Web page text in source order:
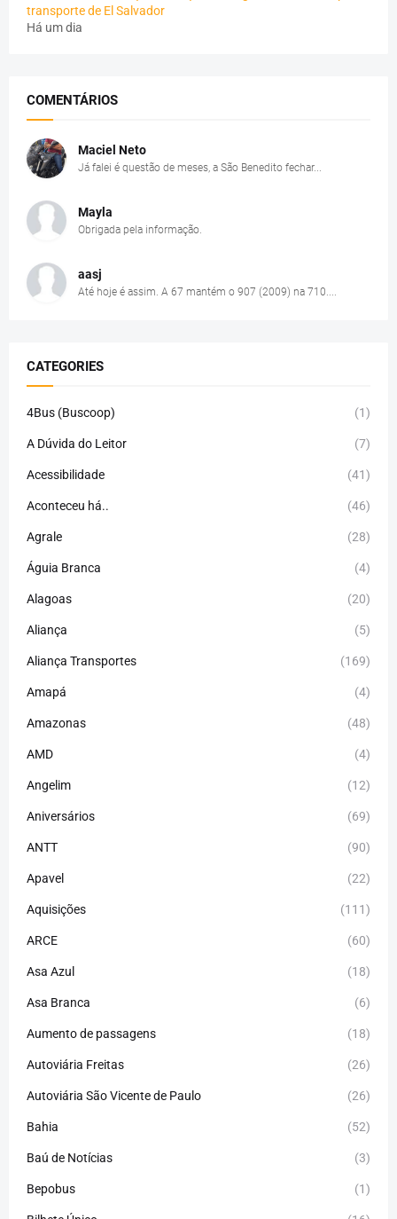
transporte de El Salvador
Há um dia
COMENTÁRIOS
Maciel Neto
Já falei é questão de meses, a São Benedito fechar...
Mayla
Obrigada pela informação.
aasj
Até hoje é assim. A 67 mantém o 907 (2009) na 710....
CATEGORIES
4Bus (Buscoop) (1)
A Dúvida do Leitor (7)
Acessibilidade (41)
Aconteceu há.. (46)
Agrale (28)
Águia Branca (4)
Alagoas (20)
Aliança (5)
Aliança Transportes (169)
Amapá (4)
Amazonas (48)
AMD (4)
Angelim (12)
Aniversários (69)
ANTT (90)
Apavel (22)
Aquisições (111)
ARCE (60)
Asa Azul (18)
Asa Branca (6)
Aumento de passagens (18)
Autoviária Freitas (26)
Autoviária São Vicente de Paulo (26)
Bahia (52)
Baú de Notícias (3)
Bepobus (1)